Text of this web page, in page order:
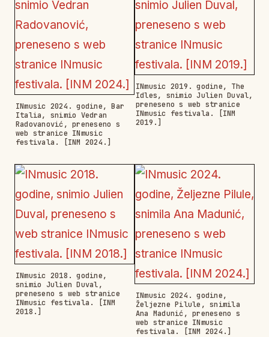
INmusic 2024. godine, Bar
Italia, snimio Vedran
Radovanović, preneseno s
web stranice INmusic
festivala. [INM 2024.]
INmusic 2019. godine, The
Idles, snimio Julien Duval,
preneseno s web stranice
INmusic festivala. [INM
2019.]
INmusic 2018. godine,
snimio Julien Duval,
preneseno s web stranice
INmusic festivala. [INM
2018.]
INmusic 2024. godine,
Željezne Pilule, snimila
Ana Madunić, preneseno s
web stranice INmusic
festivala. [INM 2024.]